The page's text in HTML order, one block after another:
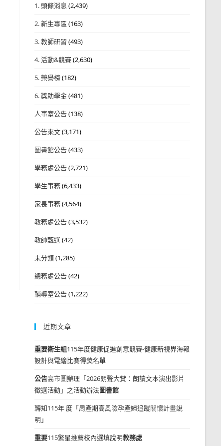
1. 頭條消息 (2,439)
2. 新生專區 (163)
3. 教師研習 (493)
4. 活動&競賽(2,630)
5. 榮譽榜(182)
6. 獎助學金(481)
人事室公告(138)
公告來文(3,171)
圖書館公告(433)
學務處公告(2,721)
學生事務(6,433)
家長事務(4,564)
教務處公告(3,532)
教師甄選(42)
未分類(1,285)
總務處公告(42)
輔導室公告(1,222)
近期文章
重要衛生組115年度健康促進創意競賽-健康新視界海報
設計與電繪比賽得獎名單
公告高市圖辦理「2026朗聲大賞：朗讀文本演出影片
徵選活動」之活動辦法圖書館
轉知115年 度「周產期高風險孕產婦追蹤關懷計畫說
明」
重要115繁星推薦校內選填說明教務處